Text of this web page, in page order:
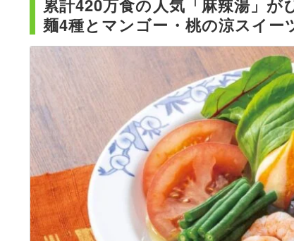
累計420万食の人気「麻辣湯」
麺4種とマンゴー・桃の涼スイー